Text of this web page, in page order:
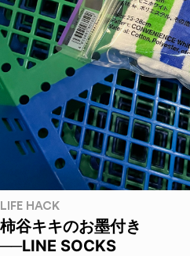
LIFE HACK
柿谷キキのお墨付き
──LINE SOCKS